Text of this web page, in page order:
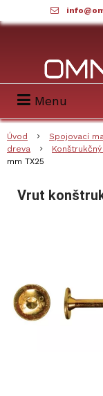
Menu
Úvod Spojovací
dreva
mm TX25
Vrut